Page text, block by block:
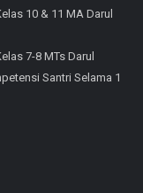
10 & 11 MA Darul
7-8 MTs Darul
Santri Selama 1